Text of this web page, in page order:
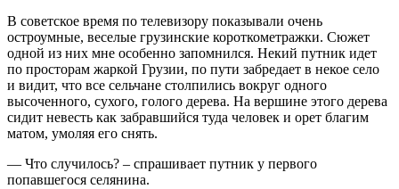
В советское время по телевизору показывали очень
остроумные, веселые грузинские короткометражки. Сюжет
одной из них мне особенно запомнился. Некий путник идет
по просторам жаркой Грузии, по пути забредает в некое село
и видит, что все сельчане столпились вокруг одного
высоченного, сухого, голого дерева. На вершине этого дерева
сидит невесть как забравшийся туда человек и орет благим
матом, умоляя его снять.
— Что случилось? ­– спрашивает путник у первого
попавшегося селянина.